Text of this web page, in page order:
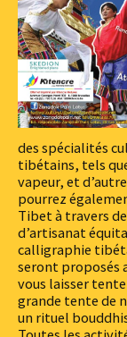
des spécialités
tibétains, tels
vapeur, et
pourrez
Tibet à travers
d’artisanat
calligraphie
seront proposés
vous laisser
grande tente de
un rituel